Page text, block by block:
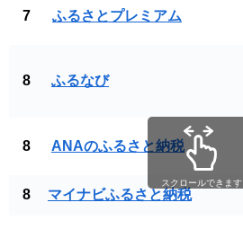
7 ふるさとプレミアム
8 ふるなび
8 ANAのふるさと納税
8 マイナビふるさと納税
スクロールできます